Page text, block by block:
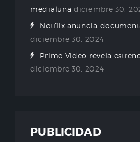
medialuna diciembre 30,
Netflix anuncia
diciembre 30, 2024
Prime Video revela
diciembre 30, 2024
PUBLICIDAD